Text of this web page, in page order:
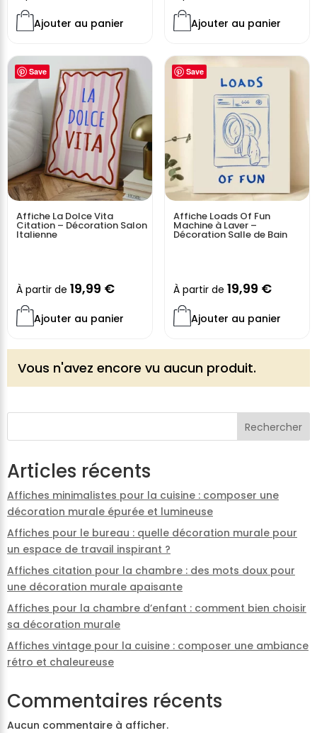
Ajouter au panier Ajouter au panier
Save
Affiche La Dolce Vita
Citation – Décoration Salon
Italienne
À partir de 19,99 €
Ajouter au panier
Save
Affiche Loads Of Fun
Machine à Laver –
Décoration Salle de Bain
À partir de 19,99 €
Ajouter au panier
Vous n'avez encore vu aucun produit.
Rechercher
Articles récents
Affiches minimalistes pour la cuisine : composer une
décoration murale épurée et lumineuse
Affiches pour le bureau : quelle décoration murale pour
un espace de travail inspirant ?
Affiches citation pour la chambre : des mots doux pour
une décoration murale apaisante
Affiches pour la chambre d’enfant : comment bien choisir
sa décoration murale
Affiches vintage pour la cuisine : composer une ambiance
rétro et chaleureuse
Commentaires récents
Aucun commentaire à afficher.